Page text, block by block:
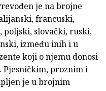
je na brojne
francuski,
poljski, slovački, ruski,
između inih i u
koji o njemu donosi
Pjesničkim, proznim i
je u brojnim